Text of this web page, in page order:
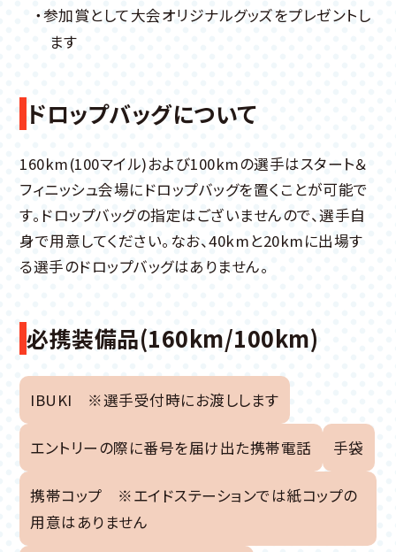
・参加賞として大会オリジナルグッズをプレゼントし
ます
ドロップバッグについて
160km(100マイル)および100kmの選手はスタート＆
フィニッシュ会場にドロップバッグを置くことが可能で
す。ドロップバッグの指定はございませんので、選手自
身で用意してください。なお、40kmと20kmに出場す
る選手のドロップバッグはありません。
必携装備品(160km/100km)
IBUKI ※選手受付時にお渡しします
エントリーの際に番号を届け出た携帯電話 手袋
携帯コップ ※エイドステーションでは紙コップの
用意はありません